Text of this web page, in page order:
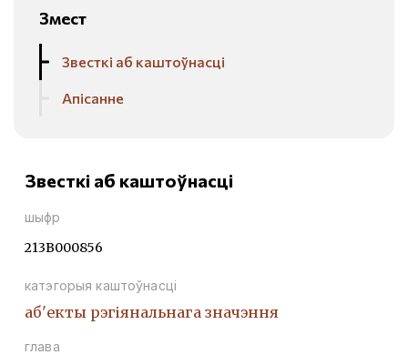
Змест
Звесткі аб каштоўнасці
Апісанне
Звесткі аб каштоўнасці
шыфр
213В000856
катэгорыя каштоўнасці
аб'екты рэгіянальнага значэння
глава